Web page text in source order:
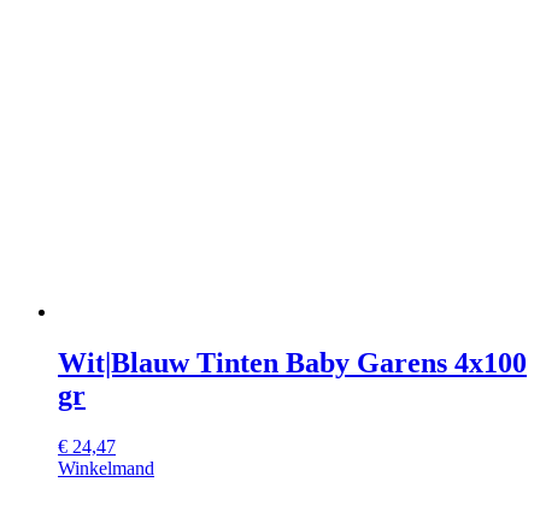
Wit|Blauw Tinten Baby Garens 4x100
gr
€ 24,47
Winkelmand